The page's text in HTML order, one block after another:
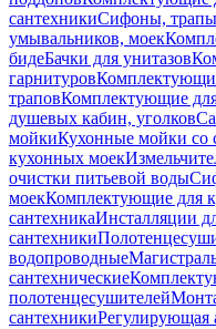
сантехникиСифоны, трапы
умывальников, моек
бидеБачки для унитазов
гарнитуров
траповКомплектующие
душевых кабин, уголков
мойкиКухонные мойки со
кухонных моек
очистки питьевой воды
моекКомплектующие для
сантехникаИнсталляции
сантехники
водопроводные
сантехнические
полотенцесушителей
сантехникиРегулирующая